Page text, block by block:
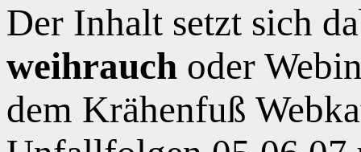
Der Inhalt setzt sich
weihrauch oder
dem Krähenfuß